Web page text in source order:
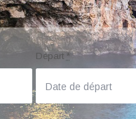
Départ *